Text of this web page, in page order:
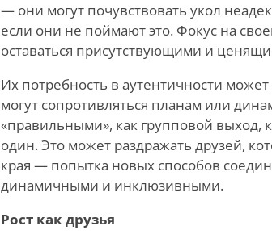
— они могут почувствовать укол
если они не поймают это. Фокус на
оставаться присутствующими и
Их потребность в аутентичности
могут сопротивляться планам или
«правильными», как групповой выход,
один. Это может раздражать друзей,
края — попытка новых способов
динамичными и инклюзивными.
Рост как друзья